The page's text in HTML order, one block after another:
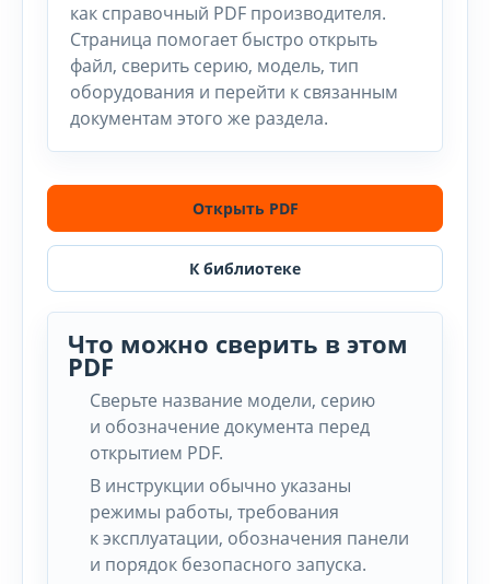
как справочный PDF производителя.
Страница помогает быстро открыть
файл, сверить серию, модель, тип
оборудования и перейти к связанным
документам этого же раздела.
Открыть PDF
К библиотеке
Что можно сверить в этом
PDF
Сверьте название модели, серию
и обозначение документа перед
открытием PDF.
В инструкции обычно указаны
режимы работы, требования
к эксплуатации, обозначения панели
и порядок безопасного запуска.